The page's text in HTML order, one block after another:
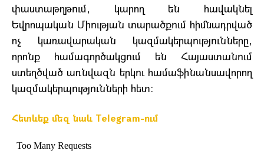
փաստաթղթում, կարող են հավակնել
Եվրոպական Միության տարածքում հիմնադրված
ոչ կառավարական կազմակերպությունները,
որոնք համագործակցում են Հայաստանում
ստեղծված առնվազն երկու համաֆինանսավորող
կազմակերպությունների հետ:
Հետևեք մեզ նաև Telegram-ում